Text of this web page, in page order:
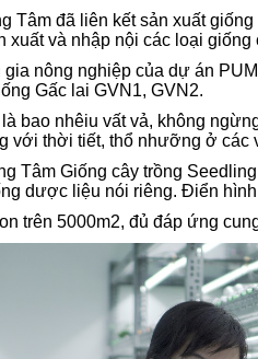
Tâm đã liên kết sản xuất
xuất và nhập nội các loại
nông nghiệp của dự án
Gấc lai GVN1, GVN2.
bao nhêiu vất vả, không
với thời tiết, thổ nhưỡng ở các
Tâm Giống cây trồng
dược liệu nói riêng. Điển
trên 5000m2, đủ đáp ứng